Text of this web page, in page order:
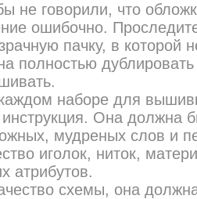
не говорили, что
ошибочно.
пачку, в которой
полностью
наборе для
инструкция. Она должна
мудреных слов и
иголок, ниток,
атрибутов.
схемы, она